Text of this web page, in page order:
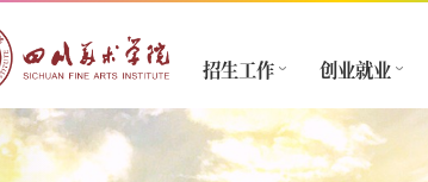
招生工作 创业就业